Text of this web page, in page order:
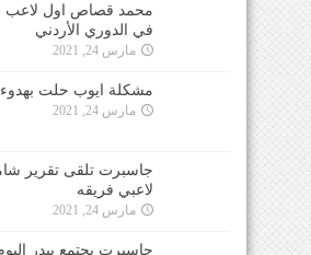
محمد قصاص اول لاعب
في الدوري الأردني
مارس 24, 2021
مشكلة ايوب حلت بهدوء
مارس 24, 2021
جاسبرت تلقى تقرير
لاعبي فريقه
مارس 24, 2021
جاسبرت يجتمع ببدر